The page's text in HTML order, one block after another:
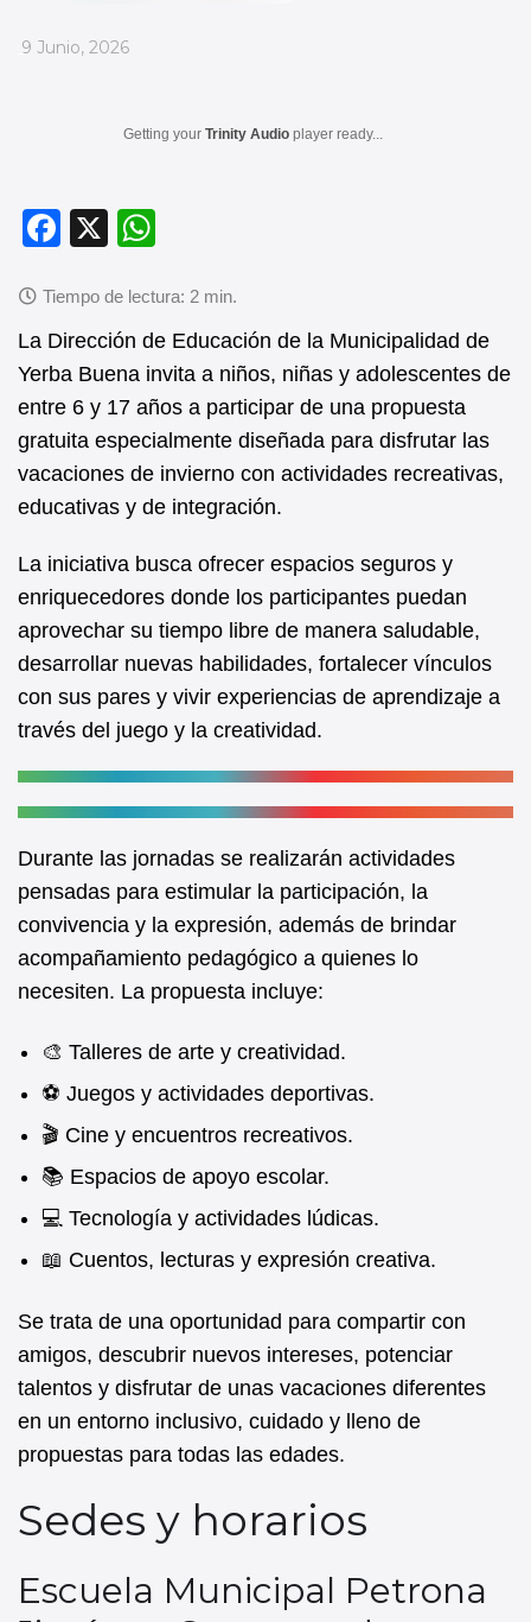
_
9 Junio, 2026
Getting your Trinity Audio player ready...
F
c
e
b
o
o
k
X
at
s
A
p
p
La Dirección de Educación de la Municipalidad de
Yerba Buena invita a niños, niñas y adolescentes de
entre 6 y 17 años a participar de una propuesta
gratuita especialmente diseñada para disfrutar las
vacaciones de invierno con actividades recreativas,
educativas y de integración.
La iniciativa busca ofrecer espacios seguros y
enriquecedores donde los participantes puedan
aprovechar su tiempo libre de manera saludable,
desarrollar nuevas habilidades, fortalecer vínculos
con sus pares y vivir experiencias de aprendizaje a
través del juego y la creatividad.
Durante las jornadas se realizarán actividades
pensadas para estimular la participación, la
convivencia y la expresión, además de brindar
acompañamiento pedagógico a quienes lo
necesiten. La propuesta incluye:
🎨 Talleres de arte y creatividad.
⚽ Juegos y actividades deportivas.
🎬 Cine y encuentros recreativos.
📚 Espacios de apoyo escolar.
💻 Tecnología y actividades lúdicas.
📖 Cuentos, lecturas y expresión creativa.
Se trata de una oportunidad para compartir con
amigos, descubrir nuevos intereses, potenciar
talentos y disfrutar de unas vacaciones diferentes
en un entorno inclusivo, cuidado y lleno de
propuestas para todas las edades.
Sedes y horarios
Escuela Municipal Petrona